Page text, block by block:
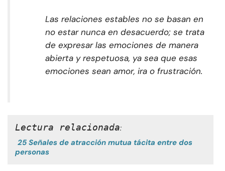
Las relaciones estables no se basan en
no estar nunca en desacuerdo; se trata
de expresar las emociones de manera
abierta y respetuosa, ya sea que esas
emociones sean amor, ira o frustración.
Lectura relacionada:
25 Señales de atracción mutua tácita entre dos
personas